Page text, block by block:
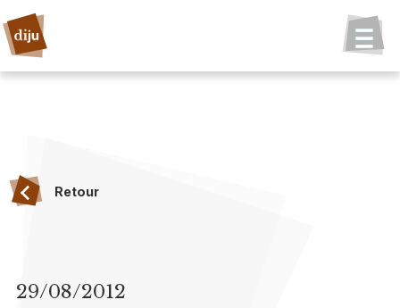
Retour
29/08/2012